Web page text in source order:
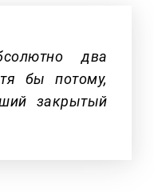
два
бы потому,
закрытый